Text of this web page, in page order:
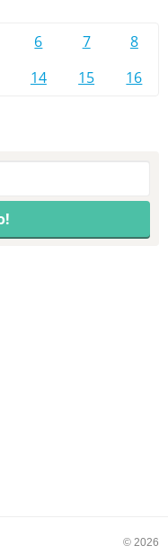
6 7
8
14 15 16
© 2026